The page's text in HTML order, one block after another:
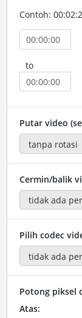
Contoh:
to
Putar video
Cermin/balik
Pilih codec
Potong piksel
Atas: